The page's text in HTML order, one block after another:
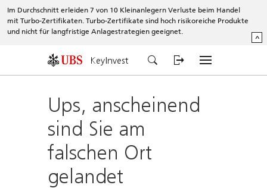
Im Durchschnitt erleiden 7 von 10 Kleinanlegern Verluste beim Handel
mit Turbo-Zertifikaten. Turbo-Zertifikate sind hoch risikoreiche Produkte
und nicht für langfristige Anlagestrategien geeignet.
^
KeyInvest
Ups, anscheinend
sind Sie am
falschen Ort
gelandet